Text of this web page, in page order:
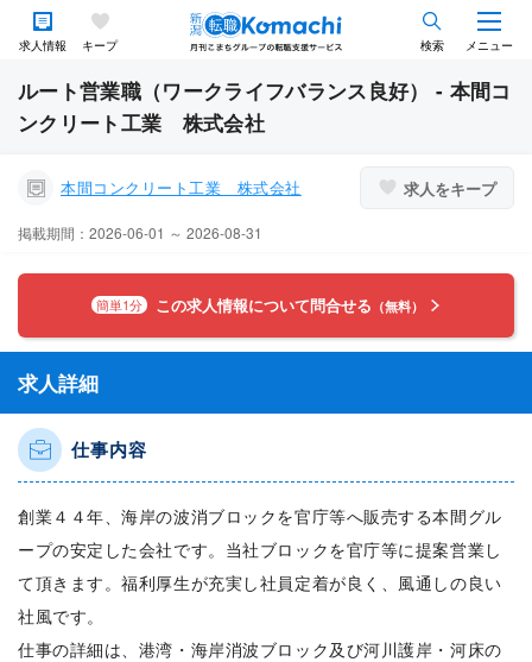
求人情報 キープ 検索 メニュー
ルート営業職（ワークライフバランス良好） - 本間コ
ンクリート工業 株式会社
本間コンクリート工業 株式会社 求人をキープ
掲載期間：2026-06-01 ～ 2026-08-31
簡単1分 この求人情報について問合せる （無料）
求人詳細
仕事内容
創業４４年、海岸の波消ブロックを官庁等へ販売する本間グル
ープの安定した会社です。当社ブロックを官庁等に提案営業し
て頂きます。福利厚生が充実し社員定着が良く、風通しの良い
社風です。
仕事の詳細は、港湾・海岸消波ブロック及び河川護岸・河床の